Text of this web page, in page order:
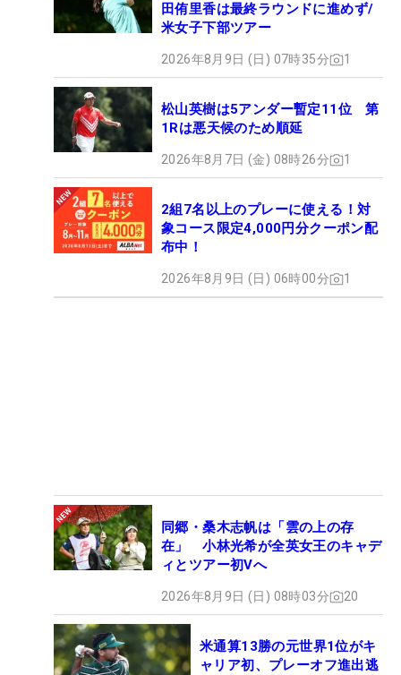
田侑里香は最終ラウンドに進めず/
米女子下部ツアー
2026年8月9日 (日) 07時35分 1
松山英樹は5アンダー暫定11位 第
1Rは悪天候のため順延
2026年8月7日 (金) 08時26分 1
2組7名以上のプレーに使える！対
象コース限定4,000円分クーポン配
布中！
2026年8月9日 (日) 06時00分 1
同郷・桑木志帆は「雲の上の存
在」 小林光希が全英女王のキャデ
ィとツアー初Vへ
2026年8月9日 (日) 08時03分 20
米通算13勝の元世界1位がキ
ャリア初、プレーオフ進出逃